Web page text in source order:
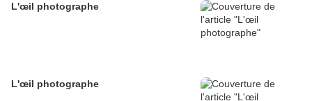
L'œil photographe
L'œil photographe